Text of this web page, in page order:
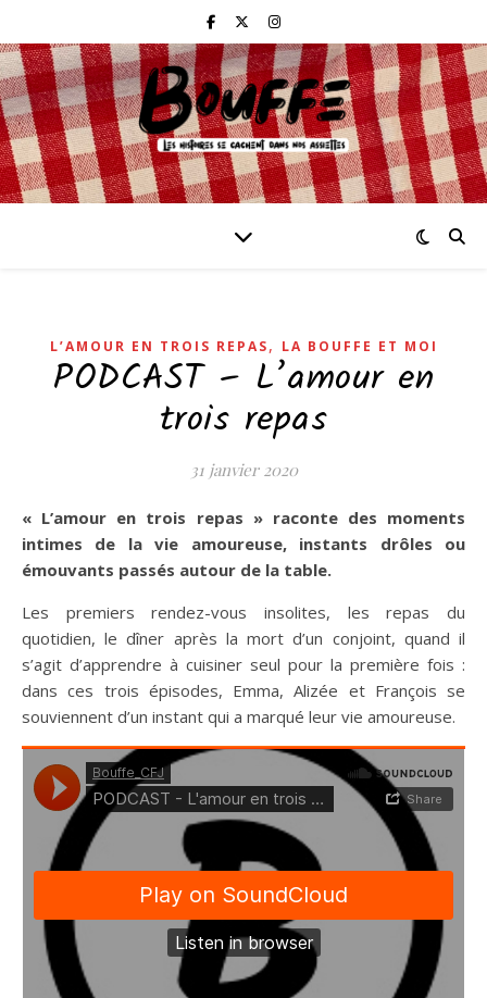
L’AMOUR EN TROIS REPAS, LA BOUFFE ET MOI
PODCAST – L’amour en
trois repas
31 janvier 2020
« L’amour en trois repas » raconte des moments
intimes de la vie amoureuse, instants drôles ou
émouvants passés autour de la table.
Les premiers rendez-vous insolites, les repas du
quotidien, le dîner après la mort d’un conjoint, quand il
s’agit d’apprendre à cuisiner seul pour la première fois :
dans ces trois épisodes, Emma, Alizée et François se
souviennent d’un instant qui a marqué leur vie amoureuse.